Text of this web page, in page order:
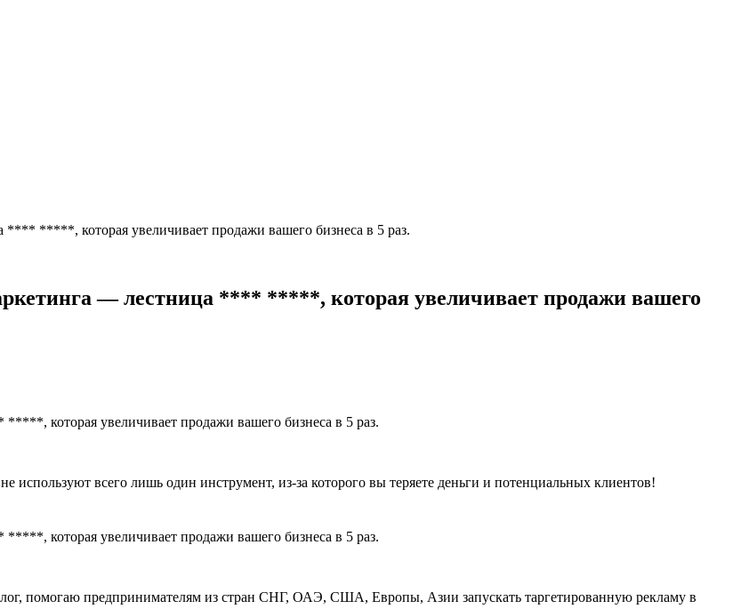
*****, которая увеличивает продажи вашего бизнеса в 5 раз.
— лестница **** *****, которая увеличивает продажи вашего
используют всего лишь один инструмент, из-за которого вы теряете деньги и потенциальных клиентов!
помогаю предпринимателям из стран СНГ, ОАЭ, США, Европы, Азии запускать таргетированную рекламу в